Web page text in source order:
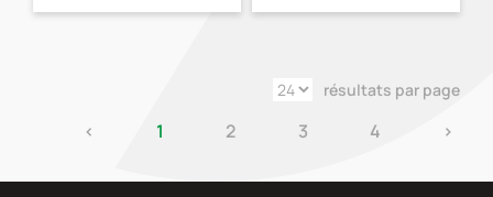
résultats par page
‹ 1 2 3 4 ›